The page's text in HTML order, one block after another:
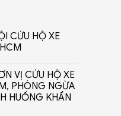
CỨU HỘ XE
VỊ CỨU HỘ XE
PHÒNG NGỪA
HUỐNG KHẨN